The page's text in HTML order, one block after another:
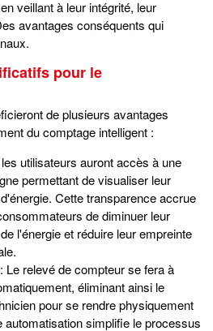
veillant à leur intégrité, leur
avantages conséquents qui
pour le
de plusieurs avantages
du comptage intelligent :
utilisateurs auront accès à une
permettant de visualiser leur
Cette transparence accrue
de diminuer leur
l'énergie et réduire leur empreinte
: Le relevé de compteur se fera à
éliminant ainsi le
pour se rendre physiquement
automatisation simplifie le processus